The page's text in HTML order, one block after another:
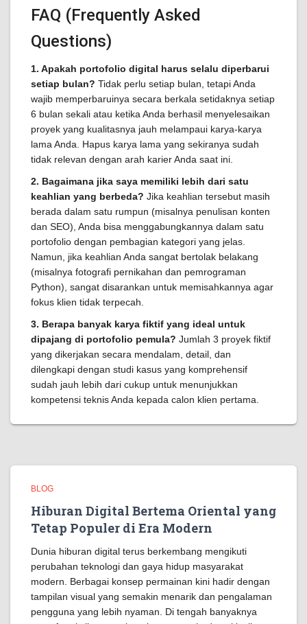
FAQ (Frequently Asked
Questions)
1. Apakah portofolio digital harus selalu diperbarui
setiap bulan? Tidak perlu setiap bulan, tetapi Anda
wajib memperbaruinya secara berkala setidaknya setiap
6 bulan sekali atau ketika Anda berhasil menyelesaikan
proyek yang kualitasnya jauh melampaui karya-karya
lama Anda. Hapus karya lama yang sekiranya sudah
tidak relevan dengan arah karier Anda saat ini.
2. Bagaimana jika saya memiliki lebih dari satu
keahlian yang berbeda? Jika keahlian tersebut masih
berada dalam satu rumpun (misalnya penulisan konten
dan SEO), Anda bisa menggabungkannya dalam satu
portofolio dengan pembagian kategori yang jelas.
Namun, jika keahlian Anda sangat bertolak belakang
(misalnya fotografi pernikahan dan pemrograman
Python), sangat disarankan untuk memisahkannya agar
fokus klien tidak terpecah.
3. Berapa banyak karya fiktif yang ideal untuk
dipajang di portofolio pemula? Jumlah 3 proyek fiktif
yang dikerjakan secara mendalam, detail, dan
dilengkapi dengan studi kasus yang komprehensif
sudah jauh lebih dari cukup untuk menunjukkan
kompetensi teknis Anda kepada calon klien pertama.
BLOG
Hiburan Digital Bertema Oriental yang
Tetap Populer di Era Modern
Dunia hiburan digital terus berkembang mengikuti
perubahan teknologi dan gaya hidup masyarakat
modern. Berbagai konsep permainan kini hadir dengan
tampilan visual yang semakin menarik dan pengalaman
pengguna yang lebih nyaman. Di tengah banyaknya